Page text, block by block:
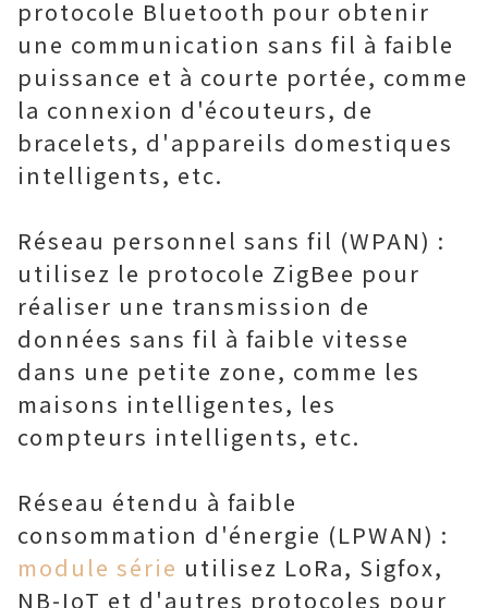
protocole Bluetooth pour obtenir
une communication sans fil à faible
puissance et à courte portée, comme
la connexion d'écouteurs, de
bracelets, d'appareils domestiques
intelligents, etc.
Réseau personnel sans fil (WPAN) :
utilisez le protocole ZigBee pour
réaliser une transmission de
données sans fil à faible vitesse
dans une petite zone, comme les
maisons intelligentes, les
compteurs intelligents, etc.
Réseau étendu à faible
consommation d'énergie (LPWAN) :
module série utilisez LoRa, Sigfox,
NB-IoT et d'autres protocoles pour